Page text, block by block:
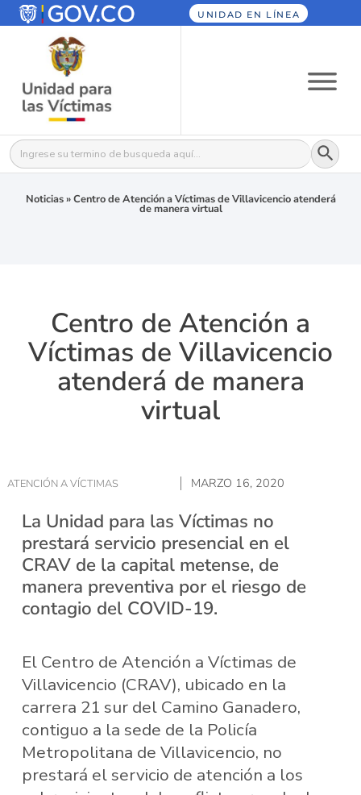
UNIDAD EN LÍNEA
Buscar: Botón
Noticias»Centro de Atención a Víctimas de Villavicencio atenderá
de manera virtual
Centro de Atención a
Víctimas de Villavicencio
atenderá de manera
virtual
ATENCIÓN A VÍCTIMAS MARZO 16, 2020
La Unidad para las Víctimas no
prestará servicio presencial en el
CRAV de la capital metense, de
manera preventiva por el riesgo de
contagio del COVID-19.
El Centro de Atención a Víctimas de
Villavicencio (CRAV), ubicado en la
carrera 21 sur del Camino Ganadero,
contiguo a la sede de la Policía
Metropolitana de Villavicencio, no
prestará el servicio de atención a los